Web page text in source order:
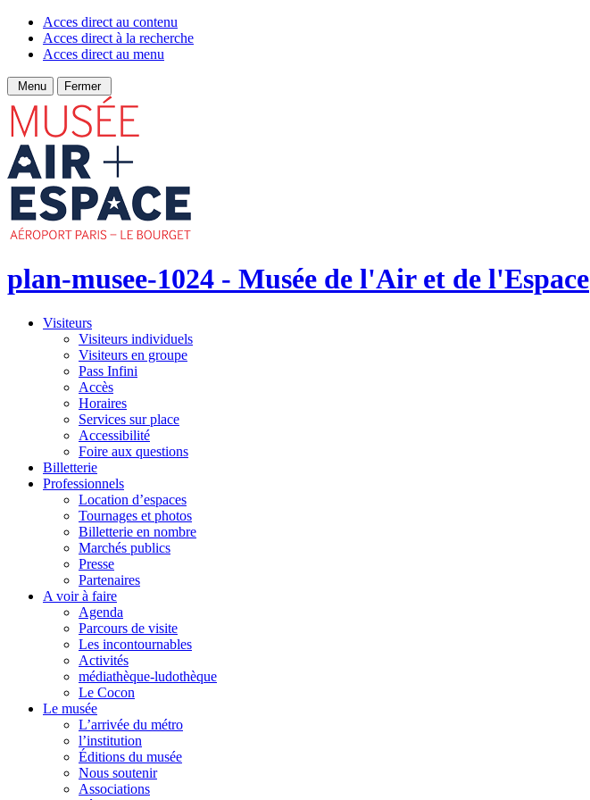
Acces direct au contenu
Acces direct à la recherche
Acces direct au menu
Menu Fermer
plan-musee-1024 - Musée de l'Air et de l'Espace
Visiteurs
Visiteurs individuels
Visiteurs en groupe
Pass Infini
Accès
Horaires
Services sur place
Accessibilité
Foire aux questions
Billetterie
Professionnels
Location d’espaces
Tournages et photos
Billetterie en nombre
Marchés publics
Presse
Partenaires
A voir à faire
Agenda
Parcours de visite
Les incontournables
Activités
médiathèque-ludothèque
Le Cocon
Le musée
L’arrivée du métro
l’institution
Éditions du musée
Nous soutenir
Associations